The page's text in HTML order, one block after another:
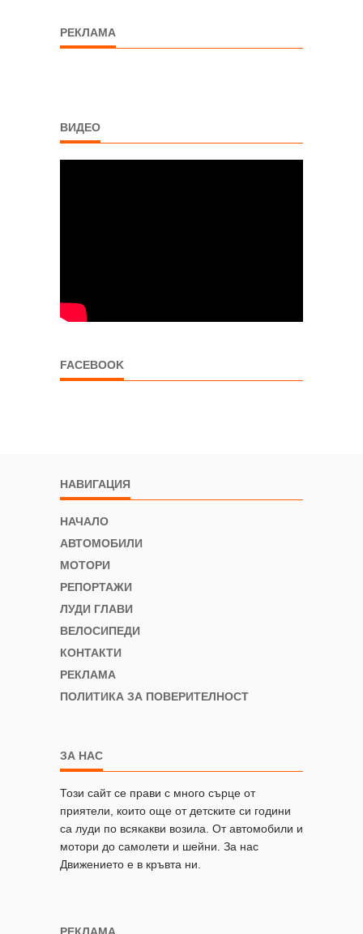
РЕКЛАМА
ВИДЕО
FACEBOOK
НАВИГАЦИЯ
НАЧАЛО
АВТОМОБИЛИ
МОТОРИ
РЕПОРТАЖИ
ЛУДИ ГЛАВИ
ВЕЛОСИПЕДИ
КОНТАКТИ
РЕКЛАМА
ПОЛИТИКА ЗА ПОВЕРИТЕЛНОСТ
ЗА НАС
Този сайт се прави с много сърце от
приятели, които още от детските си години
са луди по всякакви возила. От автомобили и
мотори до самолети и шейни. За нас
Движението е в кръвта ни.